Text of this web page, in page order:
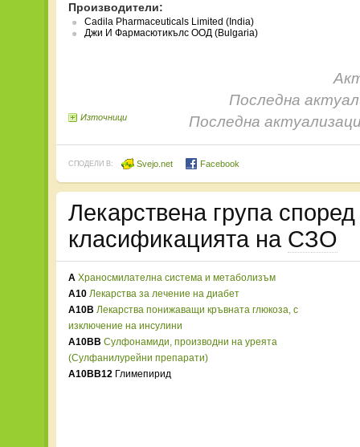
Производители:
Cadila Pharmaceuticals Limited (India)
Джи И Фармасютикълс ООД (Bulgaria)
Последна
Последна
Източници
СПОДЕЛИ В: Svejo.net Facebook
Лекарствена група
класификацията на СЗО
A Храносмилателна система и метаболизъм
A10 Лекарства за лечение на диабет
A10B Лекарства понижаващи кръвната глюкоза, с
изключение на инсулини
A10BB Сулфонамиди, производни на уреята
(Сулфанилурейни препарати)
A10BB12 Глимепирид